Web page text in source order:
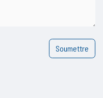
Soumettre